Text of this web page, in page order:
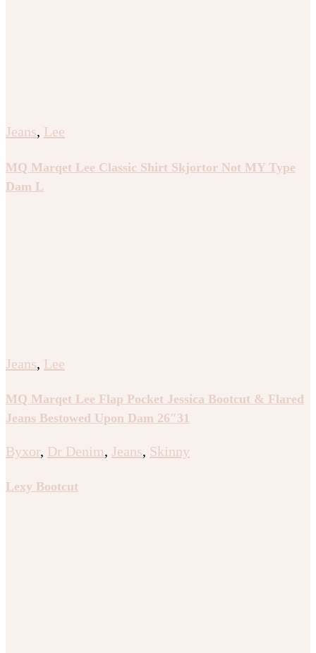
Jeans, Lee
MQ Marqet Lee Classic Shirt Skjortor Not MY Type
Dam L
Jeans, Lee
MQ Marqet Lee Flap Pocket Jessica Bootcut & Flared
Jeans Bestowed Upon Dam 26″31
Byxor, Dr Denim, Jeans, Skinny
Lexy Bootcut